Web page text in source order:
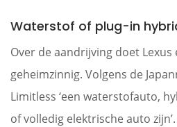
Waterstof of plug-in
Over de aandrijving doet Lexus
geheimzinnig. Volgens de
Limitless ‘een waterstofauto,
of volledig elektrische auto zijn’.